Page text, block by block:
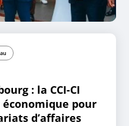
: la CCI-CI
pour
d’affaires